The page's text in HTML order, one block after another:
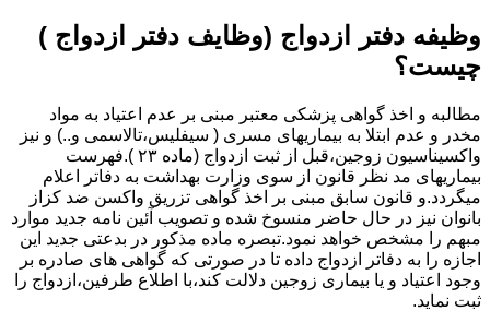
وظیفه دفتر ازدواج (وظایف دفتر ازدواج )
چیست؟
مطالبه و اخذ گواهی پزشکی معتبر مبنی بر عدم اعتیاد به مواد
مخدر و عدم ابتلا به بیماریهای مسری ( سیفلیس،تالاسمی و..) و نیز
واکسیناسیون زوجین،قبل از ثبت ازدواج (ماده ۲۳ ).فهرست
بیماریهای مد نظر قانون از سوی وزارت بهداشت به دفاتر اعلام
میگردد.و قانون سابق مبنی بر اخذ گواهی تزریق واکسن ضد کزاز
بانوان نیز در حال حاضر منسوخ شده و تصویب آئین نامه جدید موارد
مبهم را مشخص خواهد نمود.تبصره ماده مذکور در بدعتی جدید این
اجازه را به دفاتر ازدواج داده تا در صورتی که گواهی های صادره بر
وجود اعتیاد و یا بیماری زوجین دلالت کند،با اطلاع طرفین،ازدواج را
ثبت نماید.